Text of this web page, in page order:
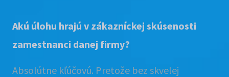
Akú úlohu hrajú v zákazníckej skúsenosti
zamestnanci danej firmy?
Absolútne kľúčovú. Pretože bez skvelej